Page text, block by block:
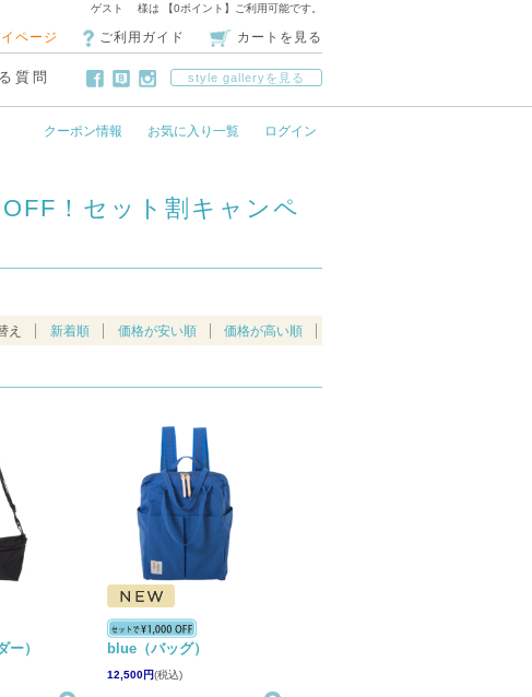
ゲスト 様は 【0ポイント】ご利用可能です。
ページ ご利用ガイド カートを見る
質問 style galleryを見る
クーポン情報
お気に入り一覧 ログイン
！セット割キャンペ
え 新着順 価格が安い順 価格が高い順
ー） blue（バッグ）
12,500円(税込)